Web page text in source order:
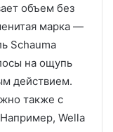
объем без
марка —
Schauma
на ощупь
действием.
также с
Wella